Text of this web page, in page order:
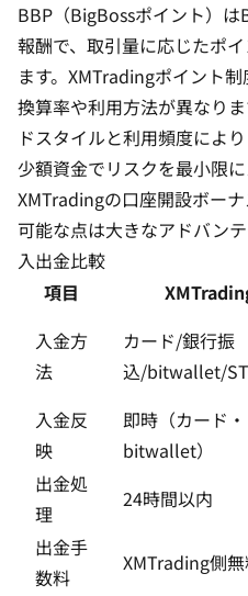
BBP（BigBossポイント）
報酬で、取引量に応じたポ
ます。XMTradingポイント
換算率や利用方法が異なり
ドスタイルと利用頻度により
少額資金でリスクを最小限
XMTradingの口座開設ボー
可能な点は大きなアドバンテ
入出金比較
項目
入金方
法
カード/銀行振
込/bitwallet/
入金反
映
即時（カード・
bitwallet）
出金処
理
24時間以内
出金手
数料
XMTrading側